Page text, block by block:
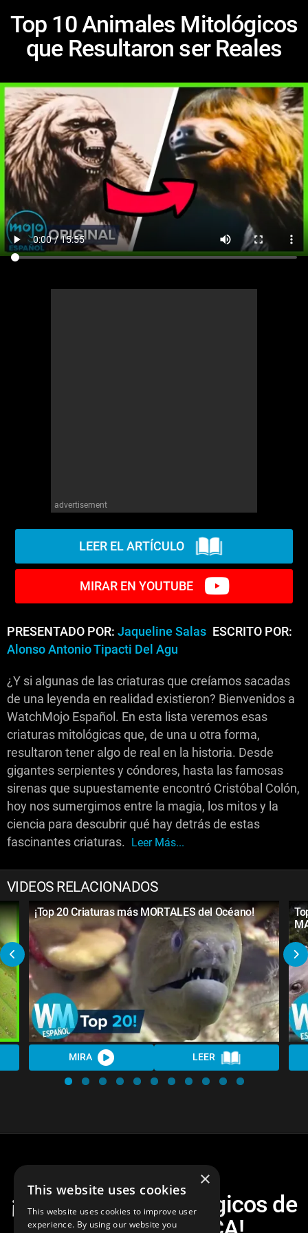
Top 10 Animales Mitológicos
que Resultaron ser Reales
advertisement
LEER EL ARTÍCULO
MIRAR EN YOUTUBE
PRESENTADO POR: Jaqueline Salas ESCRITO POR:
Alonso Antonio Tipacti Del Agu
¿Y si algunas de las criaturas que creíamos sacadas
de una leyenda en realidad existieron? Bienvenidos a
WatchMojo Español. En esta lista veremos esas
criaturas mitológicas que, de una u otra forma,
resultaron tener algo de real en la historia. Desde
gigantes serpientes y cóndores, hasta las famosas
sirenas que supuestamente encontró Cristóbal Colón,
hoy nos sumergimos entre la magia, los mitos y la
ciencia para descubrir qué hay detrás de estas
fascinantes criaturas.
Leer Más...
VIDEOS RELACIONADOS
¡Top 20 Criaturas más MORTALES del Océano!
MIRA LEER
¡Top 10 Seres Mitológicos de
×
This website uses cookies
This website uses cookies to improve user
experience. By using our website you